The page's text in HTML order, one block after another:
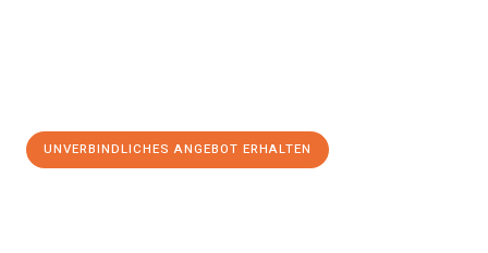
UNVERBINDLICHES ANGEBOT ERHALTEN